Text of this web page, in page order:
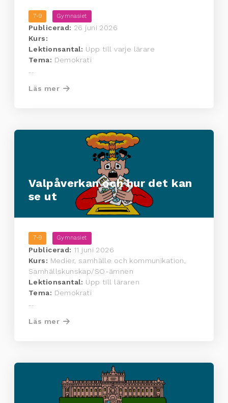
7-9 Gymnasiet
Publicerad: 26 juni 2026
Kurs:
Lektionsantal: Upp till varje lärare
Tema: Demokrati
Läs mer
Valpåverkan och hur det kan
se ut
7-9 Gymnasiet
Publicerad: 11 juni 2026
Kurs: Medier, samhälle och kommunikation,
Samhällskunskap/SO-ämnen
Lektionsantal: Upp till läraren
Tema: Demokrati
Läs mer